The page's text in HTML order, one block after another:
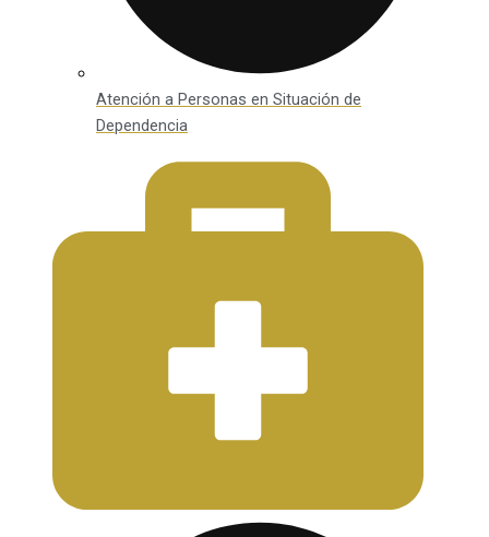
Atención a Personas en Situación de
Dependencia